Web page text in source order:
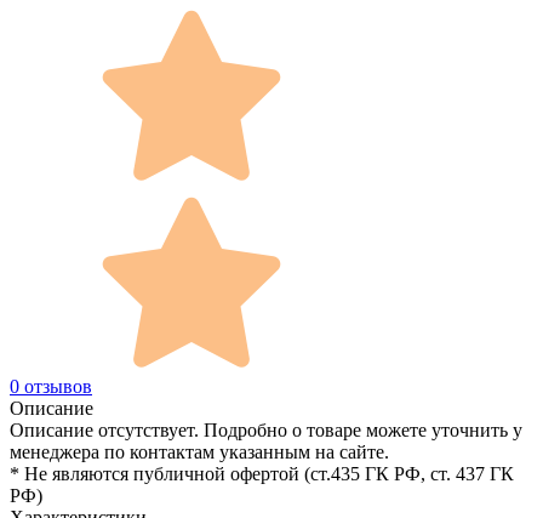
0 отзывов
Описание
Описание отсутствует. Подробно о товаре можете уточнить у
менеджера по контактам указанным на сайте.
* Не являются публичной офертой (ст.435 ГК РФ, cт. 437 ГК
РФ)